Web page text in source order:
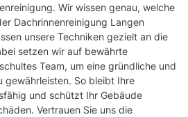
Wir wissen genau, welche
Dachrinnenreinigung Langen
unsere Techniken gezielt an die
setzen wir auf bewährte
Team, um eine gründliche und
gewährleisten. So bleibt Ihre
und schützt Ihr Gebäude
Vertrauen Sie uns die